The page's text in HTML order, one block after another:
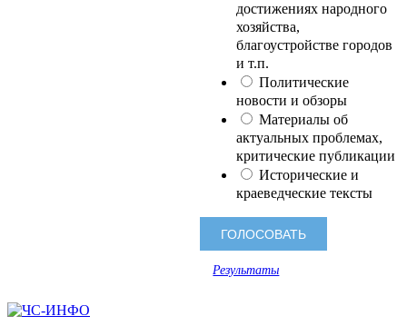
достижениях народного
хозяйства,
благоустройстве городов
и т.п.
Политические
новости и обзоры
Материалы об
актуальных проблемах,
критические публикации
Исторические и
краеведческие тексты
Результаты